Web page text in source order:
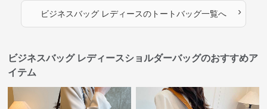
ビジネスバッグ レディースのトートバッグ一覧へ ›
ビジネスバッグ レディースショルダーバッグのおすすめア
イテム